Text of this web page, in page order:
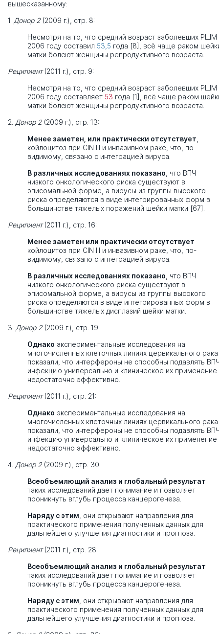
вышесказанному:
1. Донор 2 (2009 г.), стр. 8:
Несмотря на то, что средний возраст заболевших РШМ
2006 году составил 53,5 года [8], всё чаще раком
матки болеют женщины репродуктивного возраста.
Реципиент(2011 г.), стр. 9:
Несмотря на то, что средний возраст заболевших РШМ
2006 году составляет 53 года [1], всё чаще раком
матки болеют женщины репродуктивного возраста.
2. Донор 2 (2009 г.), стр. 13:
Менее заметен, или практически отсутствует
койлоцитоз при CIN III и инвазивном раке, что, по-
видимому, связано с интеграцией вируса.
В различных исследованиях показано , что ВПЧ
низкого онкологического риска существуют в
эписомальной форме, а вирусы из группы высокого
риска определяются в виде интегрированных форм в
большинстве тяжелых поражений шейки матки [67].
Реципиент(2011 г.), стр. 16:
Менее заметен или практически отсутствует
койлоцитоз при CIN III и инвазивном раке, что, по-
видимому, связано с интеграцией вируса.
В различных исследованиях показано , что ВПЧ
низкого онкологического риска существуют в
эписомальной форме, а вирусы из группы высокого
риска определяются в виде интегрированных форм в
большинстве тяжелых дисплазий шейки матки.
3. Донор 2 (2009 г.), стр. 19:
Однако экспериментальные исследования на
многочисленных клеточных линиях цервикального рака
показали, что интерфероны не способны подавлять
инфекцию универсально и клиническое их применение
недостаточно эффективно.
Реципиент(2011 г.), стр. 21:
Однако экспериментальные исследования на
многочисленных клеточных линиях цервикального рака
показали, что интерфероны не способны подавлять
инфекцию универсально и клиническое их применение
недостаточно эффективно.
4. Донор 2 (2009 г.), стр. 30:
Всеобъемлющий анализ и глобальный результат
таких исследований дает понимание и позволяет
проникнуть вглубь процесса канцерогенеза.
Наряду с этим , они открывают направления для
практического применения полученных данных для
дальнейшего улучшения диагностики и прогноза.
Реципиент(2011 г.), стр. 28:
Всеобъемлющий анализ и глобальный результат
таких исследований дает понимание и позволяет
проникнуть вглубь процесса канцерогенеза.
Наряду с этим , они открывают направления для
практического применения полученных данных для
дальнейшего улучшения диагностики и прогноза.